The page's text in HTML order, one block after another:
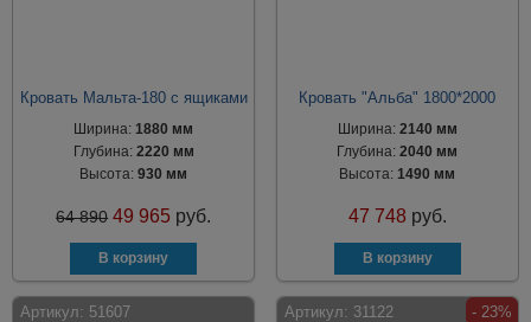
Кровать Мальта-180 с ящиками
Ширина:1880 мм
Глубина: 2220 мм
Высота:930 мм
64 890 49 965 руб.
Кровать "Альба" 1800*2000
Ширина: 2140 мм
Глубина:2040 мм
Высота:1490 мм
47 748 руб.
Артикул: 51607 Артикул: 31122 - 23%